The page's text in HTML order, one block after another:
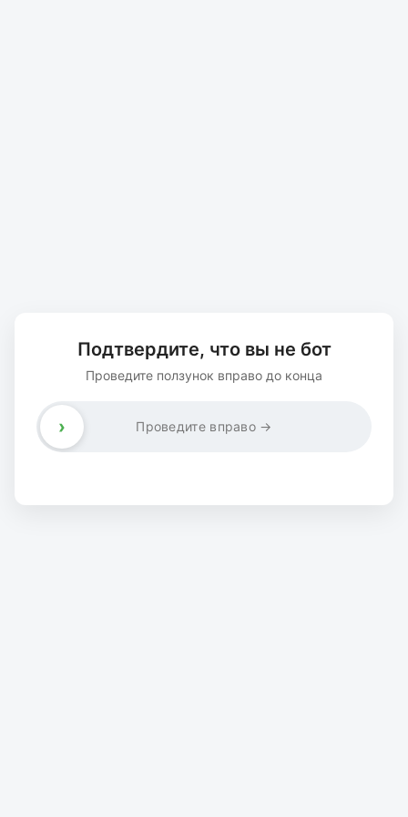
Подтвердите, что вы не бот
Проведите ползунок вправо до конца
Проведите вправо →
›